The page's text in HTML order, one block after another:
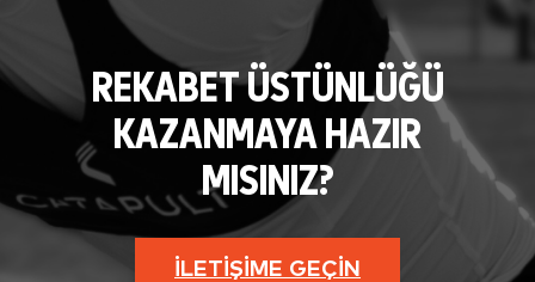
REKABET ÜSTÜNLÜĞÜ
KAZANMAYA HAZIR
MISINIZ?
İLETIŞIME GEÇIN